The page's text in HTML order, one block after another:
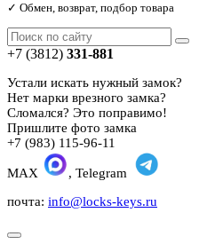
✓ Обмен, возврат, подбор товара
+7 (3812) 331-881
Устали искать нужный замок?
Нет марки врезного замка?
Сломался? Это поправимо!
Пришлите фото замка
+7 (983) 115-96-11
MAX
, Telegram
почта: info@locks-keys.ru